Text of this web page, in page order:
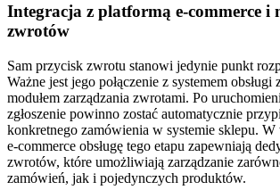
Integracja z platformą e-commerce i
zwrotów
Sam przycisk zwrotu stanowi jedynie punkt
Ważne jest jego połączenie z systemem obsługi
modułem zarządzania zwrotami. Po
zgłoszenie powinno zostać automatycznie
konkretnego zamówienia w systemie sklepu.
e-commerce obsługę tego etapu zapewniają
zwrotów, które umożliwiają zarządzanie
zamówień, jak i pojedynczych produktów.